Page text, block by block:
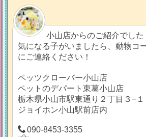
小山店からのご紹介でした
気になる子がいましたら、動物コ
にご連絡ください！
ペッツクローバー小山店
ペットのデパート東葛小山店
栃木県小山市駅東通り２丁目３−１
ジョイホン小山駅前店内
090-8453-3355